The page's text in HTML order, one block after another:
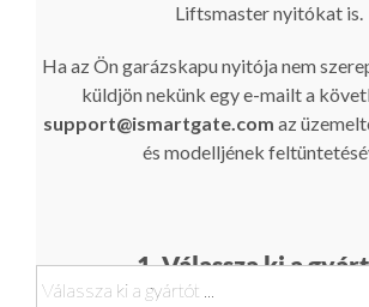
Liftsmaster nyitókat is.
Ha az Ön garázskapu nyitója nem
küldjön nekünk egy e-mailt a
support@ismartgate.com az
és modelljének
1. Válassza ki a